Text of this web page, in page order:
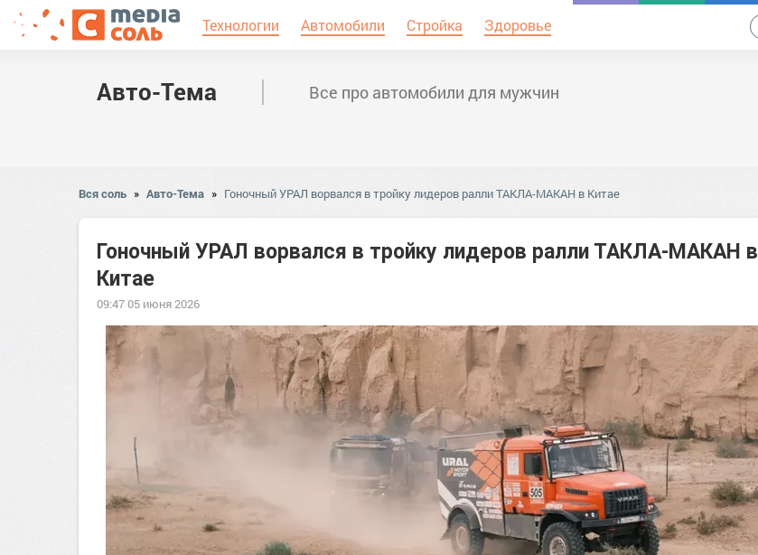
Технологии Автомобили Стройка Здоровье
Авто-Тема Все про автомобили для мужчин
Вся соль » Авто-Тема » Гоночный УРАЛ ворвался в тройку лидеров ралли ТАКЛА-МАКАН в Китае
Гоночный УРАЛ ворвался в тройку лидеров ралли ТАКЛА-МАКАН в
Китае
09:47 05 июня 2026